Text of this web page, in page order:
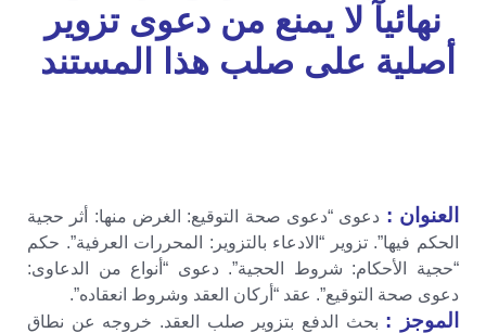
نهائيآ لا يمنع من دعوى تزوير
أصلية على صلب هذا المستند
العنوان : دعوى “دعوى صحة التوقيع: الغرض منها: أثر حجية
الحكم فيها”. تزوير “الادعاء بالتزوير: المحررات العرفية”. حكم
“حجية الأحكام: شروط الحجية”. دعوى “أنواع من الدعاوى:
دعوى صحة التوقيع”. عقد “أركان العقد وشروط انعقاده”.
الموجز : بحث الدفع بتزوير صلب العقد. خروجه عن نطاق